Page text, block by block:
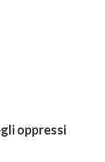
oppressi